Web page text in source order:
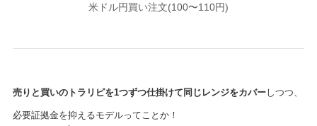
米ドル円買い注文(100〜110円)
売りと買いのトラリピを1つずつ仕掛けて同じレンジをカバーしつつ、
必要証拠金を抑えるモデルってことか！